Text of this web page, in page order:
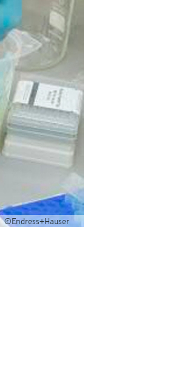
©Endress+Hauser